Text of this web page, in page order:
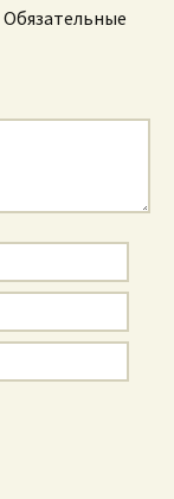
Обязательные